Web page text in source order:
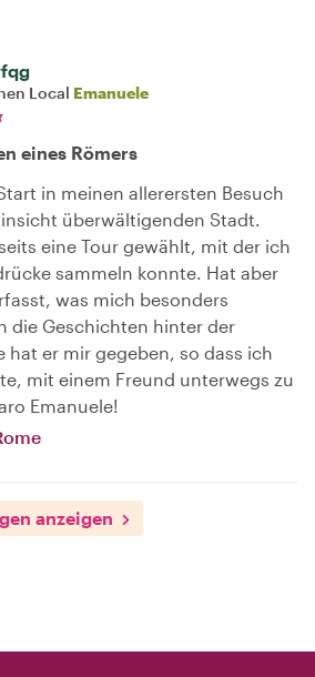
Local Emanuele
eines Römers
in meinen allerersten Besuch
überwältigenden Stadt.
eine Tour gewählt, mit der ich
sammeln konnte. Hat aber
was mich besonders
die Geschichten hinter der
hat er mir gegeben, so dass ich
mit einem Freund unterwegs zu
Emanuele!
anzeigen